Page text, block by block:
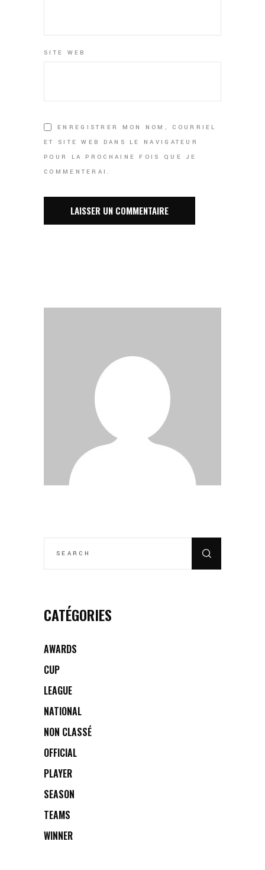
SITE WEB
ENREGISTRER MON NOM, COURRIEL
ET SITE WEB DANS LE NAVIGATEUR
POUR LA PROCHAINE FOIS QUE JE
COMMENTERAI.
CATÉGORIES
AWARDS
CUP
LEAGUE
NATIONAL
NON CLASSÉ
OFFICIAL
PLAYER
SEASON
TEAMS
WINNER